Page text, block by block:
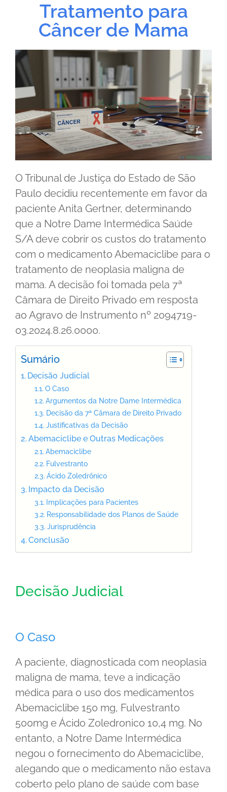
Tratamento para
Câncer de Mama
O Tribunal de Justiça do Estado de São
Paulo decidiu recentemente em favor da
paciente Anita Gertner, determinando
que a Notre Dame Intermédica Saúde
S/A deve cobrir os custos do tratamento
com o medicamento Abemaciclibe para o
tratamento de neoplasia maligna de
mama. A decisão foi tomada pela 7ª
Câmara de Direito Privado em resposta
ao Agravo de Instrumento nº 2094719-
03.2024.8.26.0000.
Sumário
Decisão Judicial
O Caso
Argumentos da Notre Dame Intermédica
Decisão da 7ª Câmara de Direito Privado
Justificativas da Decisão
Abemaciclibe e Outras Medicações
Abemaciclibe
Fulvestranto
Ácido Zoledrônico
Impacto da Decisão
Implicações para Pacientes
Responsabilidade dos Planos de Saúde
Jurisprudência
Conclusão
Decisão Judicial
O Caso
A paciente, diagnosticada com neoplasia
maligna de mama, teve a indicação
médica para o uso dos medicamentos
Abemaciclibe 150 mg, Fulvestranto
500mg e Ácido Zoledronico 10,4 mg. No
entanto, a Notre Dame Intermédica
negou o fornecimento do Abemaciclibe,
alegando que o medicamento não estava
coberto pelo plano de saúde com base